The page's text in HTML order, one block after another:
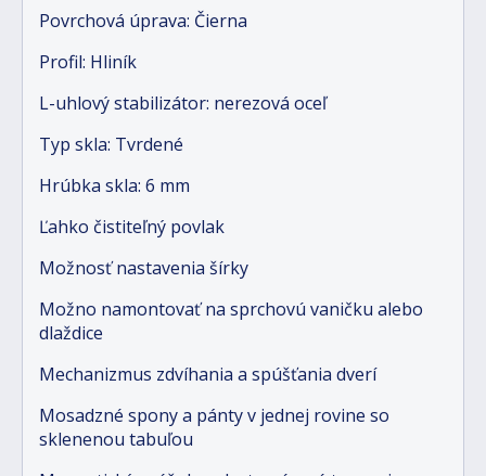
Povrchová úprava: Čierna
Profil: Hliník
L-uhlový stabilizátor: nerezová oceľ
Typ skla: Tvrdené
Hrúbka skla: 6 mm
Ľahko čistiteľný povlak
Možnosť nastavenia šírky
Možno namontovať na sprchovú vaničku alebo
dlaždice
Mechanizmus zdvíhania a spúšťania dverí
Mosadzné spony a pánty v jednej rovine so
sklenenou tabuľou